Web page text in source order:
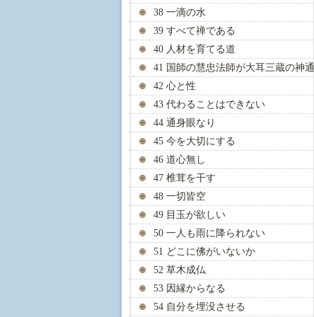
38 一滴の水
39 すべて禅である
40 人材を育てる道
41 国師の慧忠法師が大耳三蔵の神通
力を見抜く42 心と性
43 代わることはできない
44 通身眼なり
45 今を大切にする
46 道心無し
47 椎茸を干す
48 一切皆空
49 目玉が欲しい
50 一人も雨に降られない
51 どこに佛がいないか
52 草木成仏
53 因縁からなる
54 自分を埋没させる